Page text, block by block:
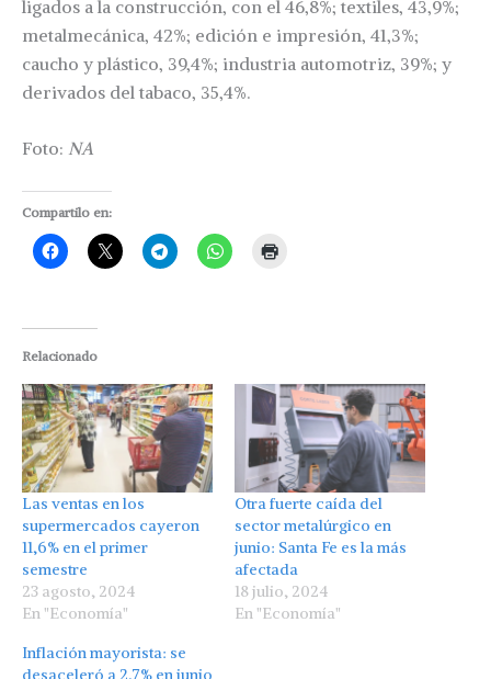
ligados a la construcción, con el 46,8%; textiles, 43,9%;
metalmecánica, 42%; edición e impresión, 41,3%;
caucho y plástico, 39,4%; industria automotriz, 39%; y
derivados del tabaco, 35,4%.
Foto: NA
Compartilo en:
Relacionado
Las ventas en los
supermercados cayeron
11,6% en el primer
semestre
23 agosto, 2024
En "Economía"
Otra fuerte caída del
sector metalúrgico en
junio: Santa Fe es la más
afectada
18 julio, 2024
En "Economía"
Inflación mayorista: se